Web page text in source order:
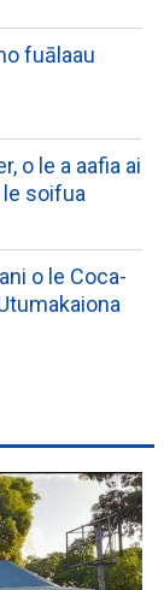
fuālaau
o le a aafia ai
le soifua
o le Coca-